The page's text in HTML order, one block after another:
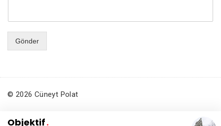
Gönder
© 2026 Cüneyt Polat
Objektif.